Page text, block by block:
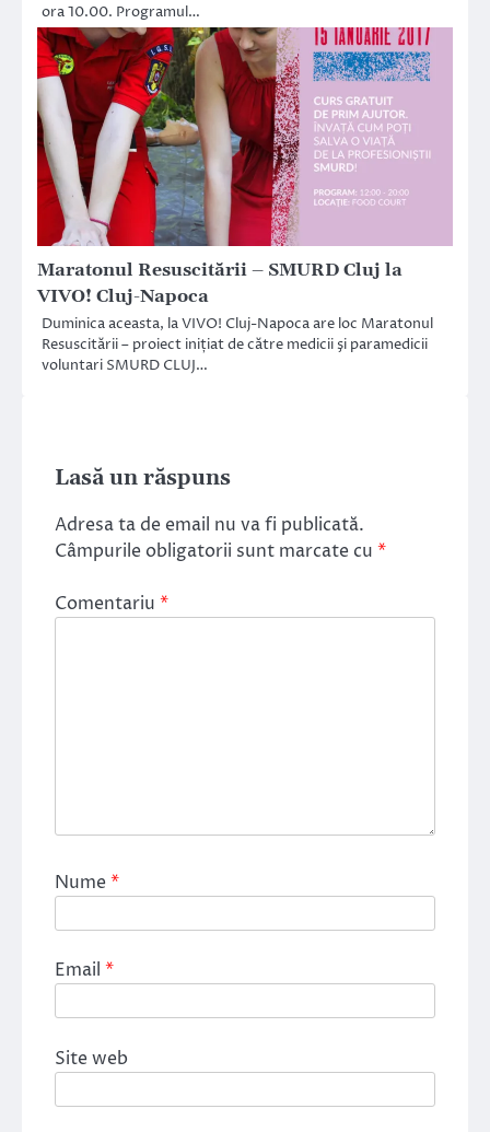
ora 10.00. Programul…
Maratonul Resuscitării – SMURD Cluj la
VIVO! Cluj-Napoca
Duminica aceasta, la VIVO! Cluj-Napoca are loc Maratonul
Resuscitării – proiect inițiat de către medicii şi paramedicii
voluntari SMURD CLUJ…
Lasă un răspuns
Adresa ta de email nu va fi publicată.
Câmpurile obligatorii sunt marcate cu *
Comentariu *
Nume*
Email *
Site web